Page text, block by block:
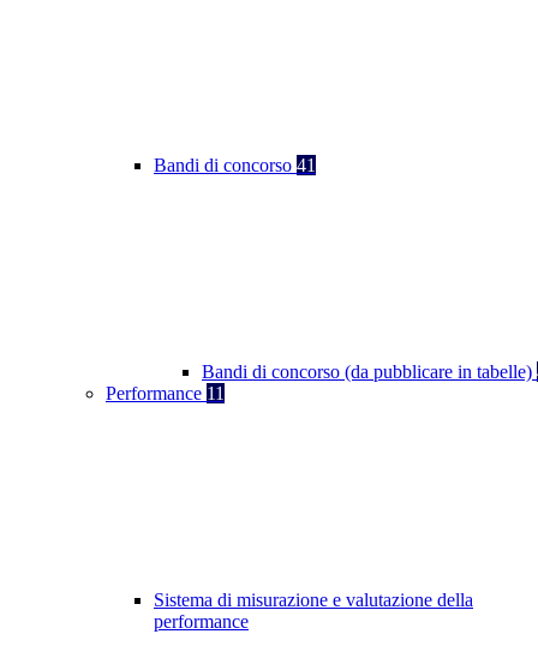
Bandi di concorso 41
Bandi di concorso (da pubblicare in tabelle)
Performance 11
Sistema di misurazione e valutazione della
performance